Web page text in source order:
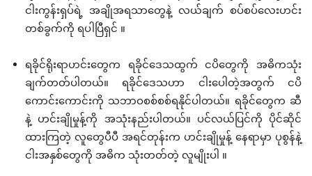
ငါးကွန်းရှပ်ရဲ့ အချိုအရသာတွေနဲ့ လယ်ချက် စပ်စပ်လေးဟင်း
တစ်ခွက်ကို ရပါပြီရှင် ။
ရခိုင်ရိုးရာဟင်းတွေက ရခိုင်ဒေသထွက် ငပိတွေကို အဓိကသုံး
ချက်တတ်ပါတယ်။ ရခိုင်ဒေသဟာ ငါးပေါတဲ့အတွက် ငပိ
ကောင်းကောင်းကို သဘာဝစစ်စစ်ရနိုင်ပါတယ်။ ရခိုင်တွေက ဆီ
နဲ့ ဟင်းချိုမှုန့်ကို အသုံးနည်းပါတယ်။ ပင်လယ်ပြင်ကို ပိုင်ဆိုင်
ထားကြတဲ့ လူတွေပီပီ အရင်တုန်းက ဟင်းချိုမှုန့် နေရာမှာ ပုစွန်နဲ့
ငါးအနှစ်တွေကို အဓိက သုံးတတ်တဲ့ လူမျိုးပါ ။